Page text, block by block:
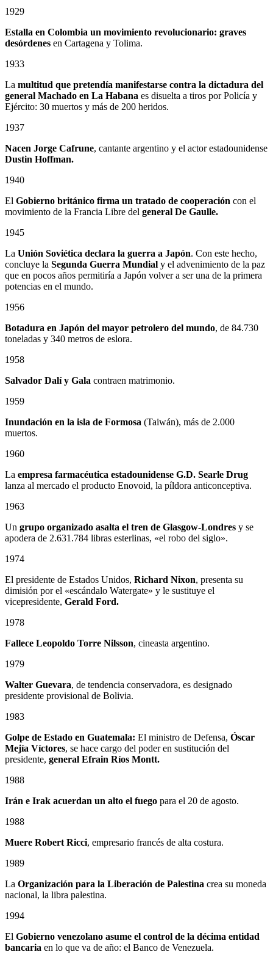
1929
Estalla en Colombia un movimiento revolucionario: graves
desórdenes en Cartagena y Tolima.
1933
La multitud que pretendía manifestarse contra la dictadura del
general Machado en La Habana es disuelta a tiros por Policía y
Ejército: 30 muertos y más de 200 heridos.
1937
Nacen Jorge Cafrune, cantante argentino y el actor estadounidense
Dustin Hoffman.
1940
El Gobierno británico firma un tratado de cooperación con el
movimiento de la Francia Libre del general De Gaulle.
1945
La Unión Soviética declara la guerra a Japón. Con este hecho,
concluye la Segunda Guerra Mundial y el advenimiento de la paz
que en pocos años permitiría a Japón volver a ser una de la primera
potencias en el mundo.
1956
Botadura en Japón del mayor petrolero del mundo, de 84.730
toneladas y 340 metros de eslora.
1958
Salvador Dalí y Gala contraen matrimonio.
1959
Inundación en la isla de Formosa (Taiwán), más de 2.000
muertos.
1960
La empresa farmacéutica estadounidense G.D. Searle Drug
lanza al mercado el producto Enovoid, la píldora anticonceptiva.
1963
Un grupo organizado asalta el tren de Glasgow-Londres y se
apodera de 2.631.784 libras esterlinas, «el robo del siglo».
1974
El presidente de Estados Unidos, Richard Nixon, presenta su
dimisión por el «escándalo Watergate» y le sustituye el
vicepresidente, Gerald Ford.
1978
Fallece Leopoldo Torre Nilsson, cineasta argentino.
1979
Walter Guevara, de tendencia conservadora, es designado
presidente provisional de Bolivia.
1983
Golpe de Estado en Guatemala: El ministro de Defensa, Óscar
Mejía Víctores, se hace cargo del poder en sustitución del
presidente, general Efrain Ríos Montt.
1988
Irán e Irak acuerdan un alto el fuego para el 20 de agosto.
1988
Muere Robert Ricci, empresario francés de alta costura.
1989
La Organización para la Liberación de Palestina crea su moneda
nacional, la libra palestina.
1994
El Gobierno venezolano asume el control de la décima entidad
bancaria en lo que va de año: el Banco de Venezuela.